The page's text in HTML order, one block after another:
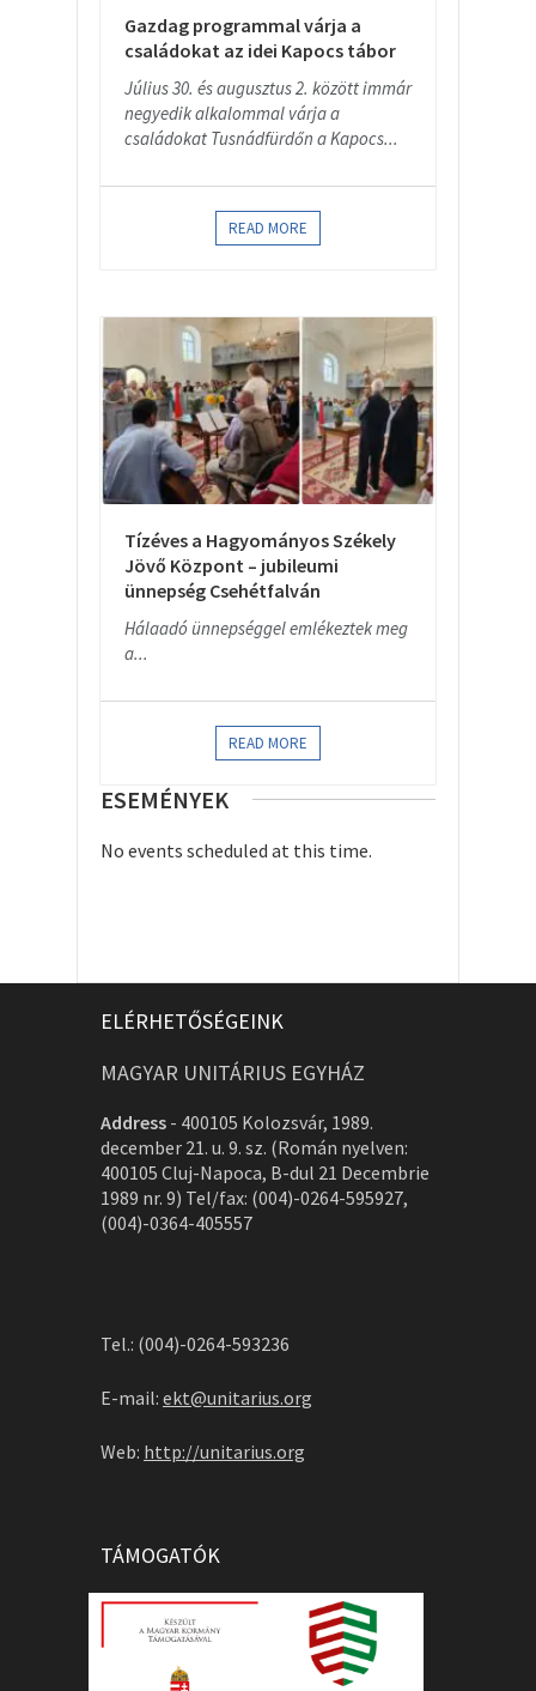
Gazdag programmal várja a
családokat az idei Kapocs tábor
Július 30. és augusztus 2. között immár
negyedik alkalommal várja a
családokat Tusnádfürdőn a Kapocs...
READ MORE
Tízéves a Hagyományos Székely
Jövő Központ – jubileumi
ünnepség Csehétfalván
Hálaadó ünnepséggel emlékeztek meg
a...
READ MORE
ESEMÉNYEK
No events scheduled at this time.
ELÉRHETŐSÉGEINK
MAGYAR UNITÁRIUS EGYHÁZ
Address - 400105 Kolozsvár, 1989.
december 21. u. 9. sz. (Román nyelven:
400105 Cluj-Napoca, B-dul 21 Decembrie
1989 nr. 9) Tel/fax: (004)-0264-595927,
(004)-0364-405557
Tel.: (004)-0264-593236
E-mail: ekt@unitarius.org
Web: http://unitarius.org
TÁMOGATÓK